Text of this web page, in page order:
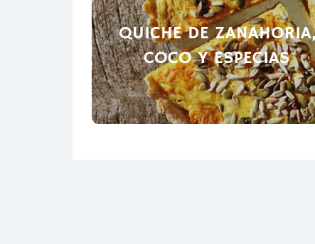
QUICHE DE ZANAHORIA,
COCO Y ESPECIAS